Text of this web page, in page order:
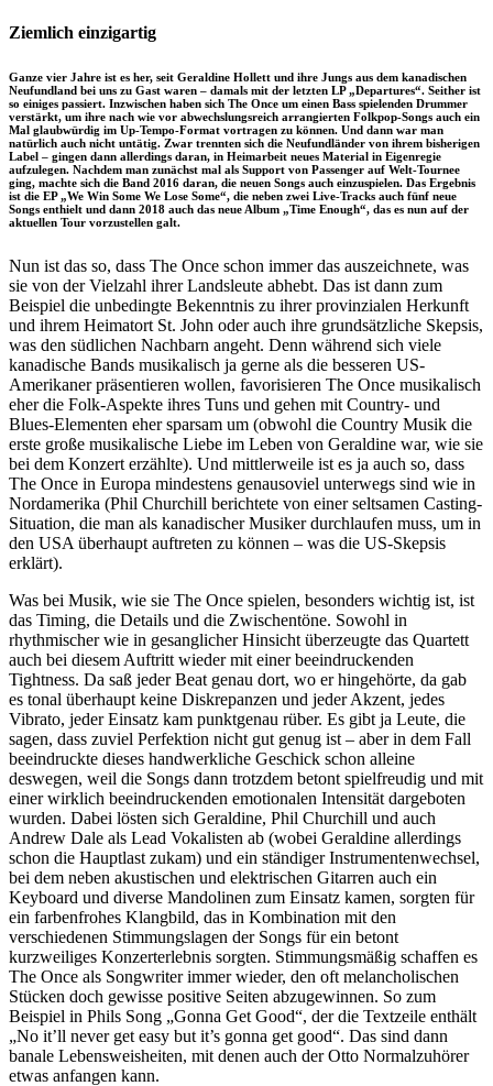
Facebook
to
clipboard
via
eMail
Ziemlich einzigartig
Ganze vier Jahre ist es her, seit Geraldine Hollett und ihre Jungs aus dem kanadischen
Neufundland bei uns zu Gast waren – damals mit der letzten LP „Departures“. Seither ist
so einiges passiert. Inzwischen haben sich The Once um einen Bass spielenden Drummer
verstärkt, um ihre nach wie vor abwechslungsreich arrangierten Folkpop-Songs auch ein
Mal glaubwürdig im Up-Tempo-Format vortragen zu können. Und dann war man
natürlich auch nicht untätig. Zwar trennten sich die Neufundländer von ihrem bisherigen
Label – gingen dann allerdings daran, in Heimarbeit neues Material in Eigenregie
aufzulegen. Nachdem man zunächst mal als Support von Passenger auf Welt-Tournee
ging, machte sich die Band 2016 daran, die neuen Songs auch einzuspielen. Das Ergebnis
ist die EP „We Win Some We Lose Some“, die neben zwei Live-Tracks auch fünf neue
Songs enthielt und dann 2018 auch das neue Album „Time Enough“, das es nun auf der
aktuellen Tour vorzustellen galt.
Nun ist das so, dass The Once schon immer das auszeichnete, was
sie von der Vielzahl ihrer Landsleute abhebt. Das ist dann zum
Beispiel die unbedingte Bekenntnis zu ihrer provinzialen Herkunft
und ihrem Heimatort St. John oder auch ihre grundsätzliche Skepsis,
was den südlichen Nachbarn angeht. Denn während sich viele
kanadische Bands musikalisch ja gerne als die besseren US-
Amerikaner präsentieren wollen, favorisieren The Once musikalisch
eher die Folk-Aspekte ihres Tuns und gehen mit Country- und
Blues-Elementen eher sparsam um (obwohl die Country Musik die
erste große musikalische Liebe im Leben von Geraldine war, wie sie
bei dem Konzert erzählte). Und mittlerweile ist es ja auch so, dass
The Once in Europa mindestens genausoviel unterwegs sind wie in
Nordamerika (Phil Churchill berichtete von einer seltsamen Casting-
Situation, die man als kanadischer Musiker durchlaufen muss, um in
den USA überhaupt auftreten zu können – was die US-Skepsis
erklärt).
Was bei Musik, wie sie The Once spielen, besonders wichtig ist, ist
das Timing, die Details und die Zwischentöne. Sowohl in
rhythmischer wie in gesanglicher Hinsicht überzeugte das Quartett
auch bei diesem Auftritt wieder mit einer beeindruckenden
Tightness. Da saß jeder Beat genau dort, wo er hingehörte, da gab
es tonal überhaupt keine Diskrepanzen und jeder Akzent, jedes
Vibrato, jeder Einsatz kam punktgenau rüber. Es gibt ja Leute, die
sagen, dass zuviel Perfektion nicht gut genug ist – aber in dem Fall
beeindruckte dieses handwerkliche Geschick schon alleine
deswegen, weil die Songs dann trotzdem betont spielfreudig und mit
einer wirklich beeindruckenden emotionalen Intensität dargeboten
wurden. Dabei lösten sich Geraldine, Phil Churchill und auch
Andrew Dale als Lead Vokalisten ab (wobei Geraldine allerdings
schon die Hauptlast zukam) und ein ständiger Instrumentenwechsel,
bei dem neben akustischen und elektrischen Gitarren auch ein
Keyboard und diverse Mandolinen zum Einsatz kamen, sorgten für
ein farbenfrohes Klangbild, das in Kombination mit den
verschiedenen Stimmungslagen der Songs für ein betont
kurzweiliges Konzerterlebnis sorgten. Stimmungsmäßig schaffen es
The Once als Songwriter immer wieder, den oft melancholischen
Stücken doch gewisse positive Seiten abzugewinnen. So zum
Beispiel in Phils Song „Gonna Get Good“, der die Textzeile enthält
„No it’ll never get easy but it’s gonna get good“. Das sind dann
banale Lebensweisheiten, mit denen auch der Otto Normalzuhörer
etwas anfangen kann.